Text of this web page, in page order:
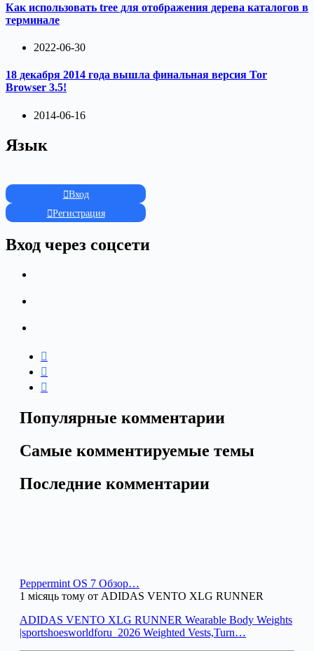
Как использовать tree для отображения дерева каталогов в
терминале
2022-06-30
18 декабря 2014 года вышла финальная версия Tor
Browser 3.5!
2014-06-16
Язык
Вход
Регистрация
Вход через соцсети
Популярные комментарии
Самые комментируемые темы
Последние комментарии
Peppermint OS 7 Обзор…
1 місяць тому от ADIDAS VENTO XLG RUNNER
ADIDAS VENTO XLG RUNNER Wearable Body Weights
|sportshoesworldforu_2026 Weighted Vests,Turn…